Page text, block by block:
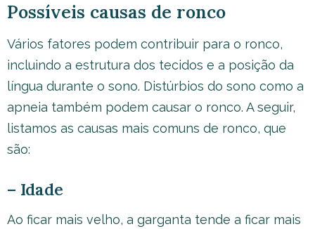
Possíveis causas de ronco
Vários fatores podem contribuir para o ronco,
incluindo a estrutura dos tecidos e a posição da
língua durante o sono. Distúrbios do sono como a
apneia também podem causar o ronco. A seguir,
listamos as causas mais comuns de ronco, que
são:
– Idade
Ao ficar mais velho, a garganta tende a ficar mais